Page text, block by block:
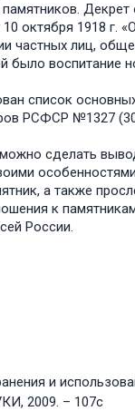
октября 1918 г.
частных лиц,
было воспитание
список
РСФСР №1327
сделать
а также
к
России.
и
2009. – 107с